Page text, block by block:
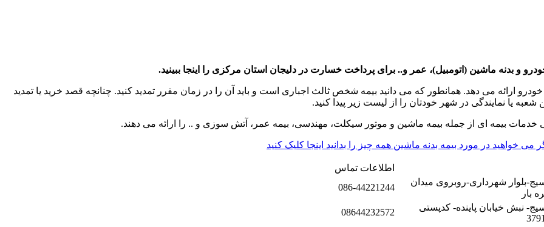
و بدنه ماشین (اتومبیل)، عمر و.. برای پرداخت خسارت در دلیجان استان مرکزی را اینجا ببینید.
ارائه می دهد. همانطور که می دانید بیمه شخص ثالث اجباری است و باید آن را در زمان مقرر تمدید کنید. چنانچه قصد خرید یا تمدید
شعبه یا نمایندگی در شهر خودتان را از لیست زیر پیدا کنید.
خدمات بیمه ای از جمله بیمه ماشین و موتور سیکلت، مهندسی، بیمه عمر، آتش سوزی و .. را ارائه می دهند.
می خواهید در مورد بیمه بدنه ماشین همه چیز را بدانید اینجا کلیک کنید
اطلاعات تماس
بلوار شهرداری-روبروی میدان
بار
086-44221244
نبش خیابان پاینده- کدپستی
08644232572